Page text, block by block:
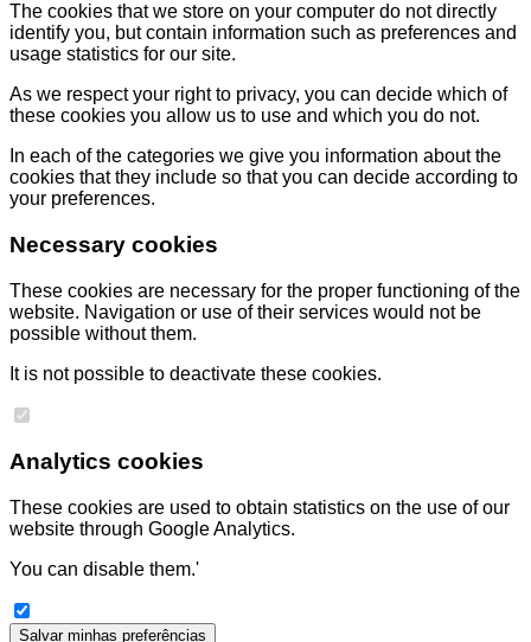
The cookies that we store on your computer do not directly
identify you, but contain information such as preferences and
usage statistics for our site.
As we respect your right to privacy, you can decide which of
these cookies you allow us to use and which you do not.
In each of the categories we give you information about the
cookies that they include so that you can decide according to
your preferences.
Necessary cookies
These cookies are necessary for the proper functioning of the
website. Navigation or use of their services would not be
possible without them.
It is not possible to deactivate these cookies.
Analytics cookies
These cookies are used to obtain statistics on the use of our
website through Google Analytics.
You can disable them.'
Salvar minhas preferências